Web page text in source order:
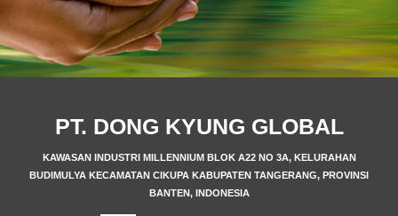
PT. DONG KYUNG GLOBAL
KAWASAN INDUSTRI MILLENNIUM BLOK A22 NO 3A, KELURAHAN
BUDIMULYA KECAMATAN CIKUPA KABUPATEN TANGERANG, PROVINSI
BANTEN, INDONESIA